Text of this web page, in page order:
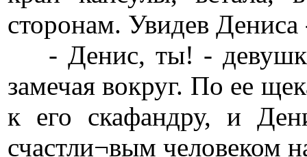
сторонам. Увидев Дениса
- Денис, ты! - девушка
замечая вокруг. По ее
к его скафандру, и
счастли¬вым человеком